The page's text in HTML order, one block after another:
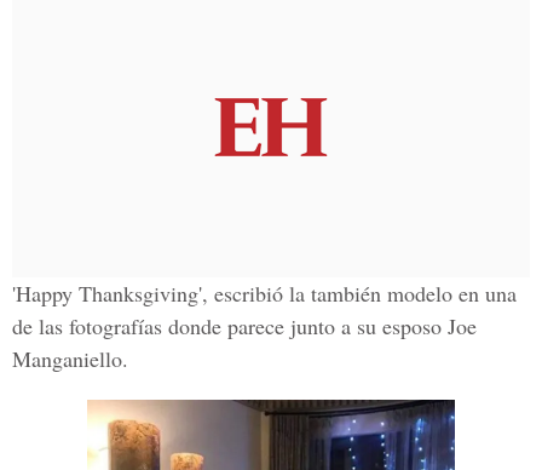
'Happy Thanksgiving', escribió la también modelo en una
de las fotografías donde parece junto a su esposo Joe
Manganiello.